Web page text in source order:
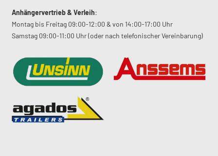
Anhängervertrieb & Verleih:
Montag bis Freitag 09:00-12:00 & von 14:00-17:00 Uhr
Samstag 09:00-11:00 Uhr (oder nach telefonischer Vereinbarung)